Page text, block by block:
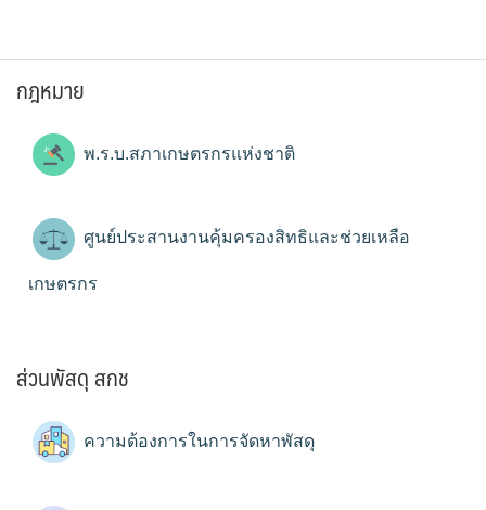
กฎหมาย
พ.ร.บ.สภาเกษตรกรแห่งชาติ
ศูนย์ประสานงานคุ้มครองสิทธิและช่วยเหลือ
เกษตรกร
ส่วนพัสดุ สกช
ความต้องการในการจัดหาพัสดุ